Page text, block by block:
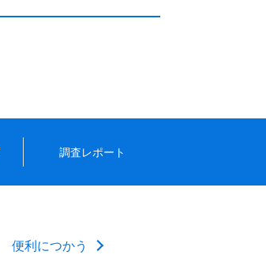
調査レポート
便利につかう